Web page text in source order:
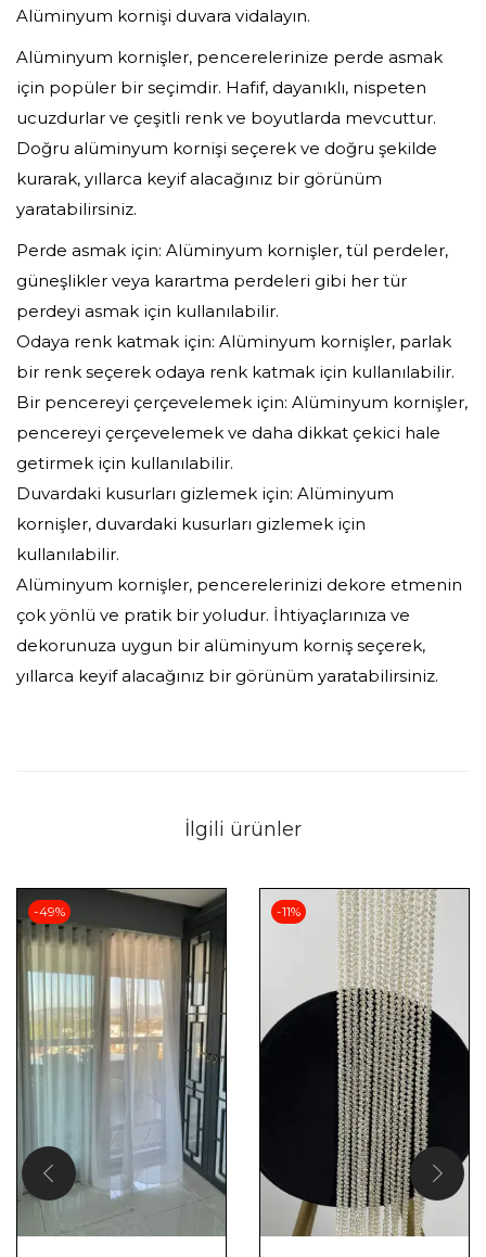
Alüminyum kornişi duvara vidalayın.
Alüminyum kornişler, pencerelerinize perde asmak
için popüler bir seçimdir. Hafif, dayanıklı, nispeten
ucuzdurlar ve çeşitli renk ve boyutlarda mevcuttur.
Doğru alüminyum kornişi seçerek ve doğru şekilde
kurarak, yıllarca keyif alacağınız bir görünüm
yaratabilirsiniz.
Perde asmak için: Alüminyum kornişler, tül perdeler,
güneşlikler veya karartma perdeleri gibi her tür
perdeyi asmak için kullanılabilir.
Odaya renk katmak için: Alüminyum kornişler, parlak
bir renk seçerek odaya renk katmak için kullanılabilir.
Bir pencereyi çerçevelemek için: Alüminyum kornişler,
pencereyi çerçevelemek ve daha dikkat çekici hale
getirmek için kullanılabilir.
Duvardaki kusurları gizlemek için: Alüminyum
kornişler, duvardaki kusurları gizlemek için
kullanılabilir.
Alüminyum kornişler, pencerelerinizi dekore etmenin
çok yönlü ve pratik bir yoludur. İhtiyaçlarınıza ve
dekorunuza uygun bir alüminyum korniş seçerek,
yıllarca keyif alacağınız bir görünüm yaratabilirsiniz.
İlgili ürünler
-49% -11%